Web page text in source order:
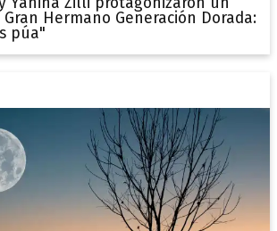
Hermano Generación Dorada:
púa"